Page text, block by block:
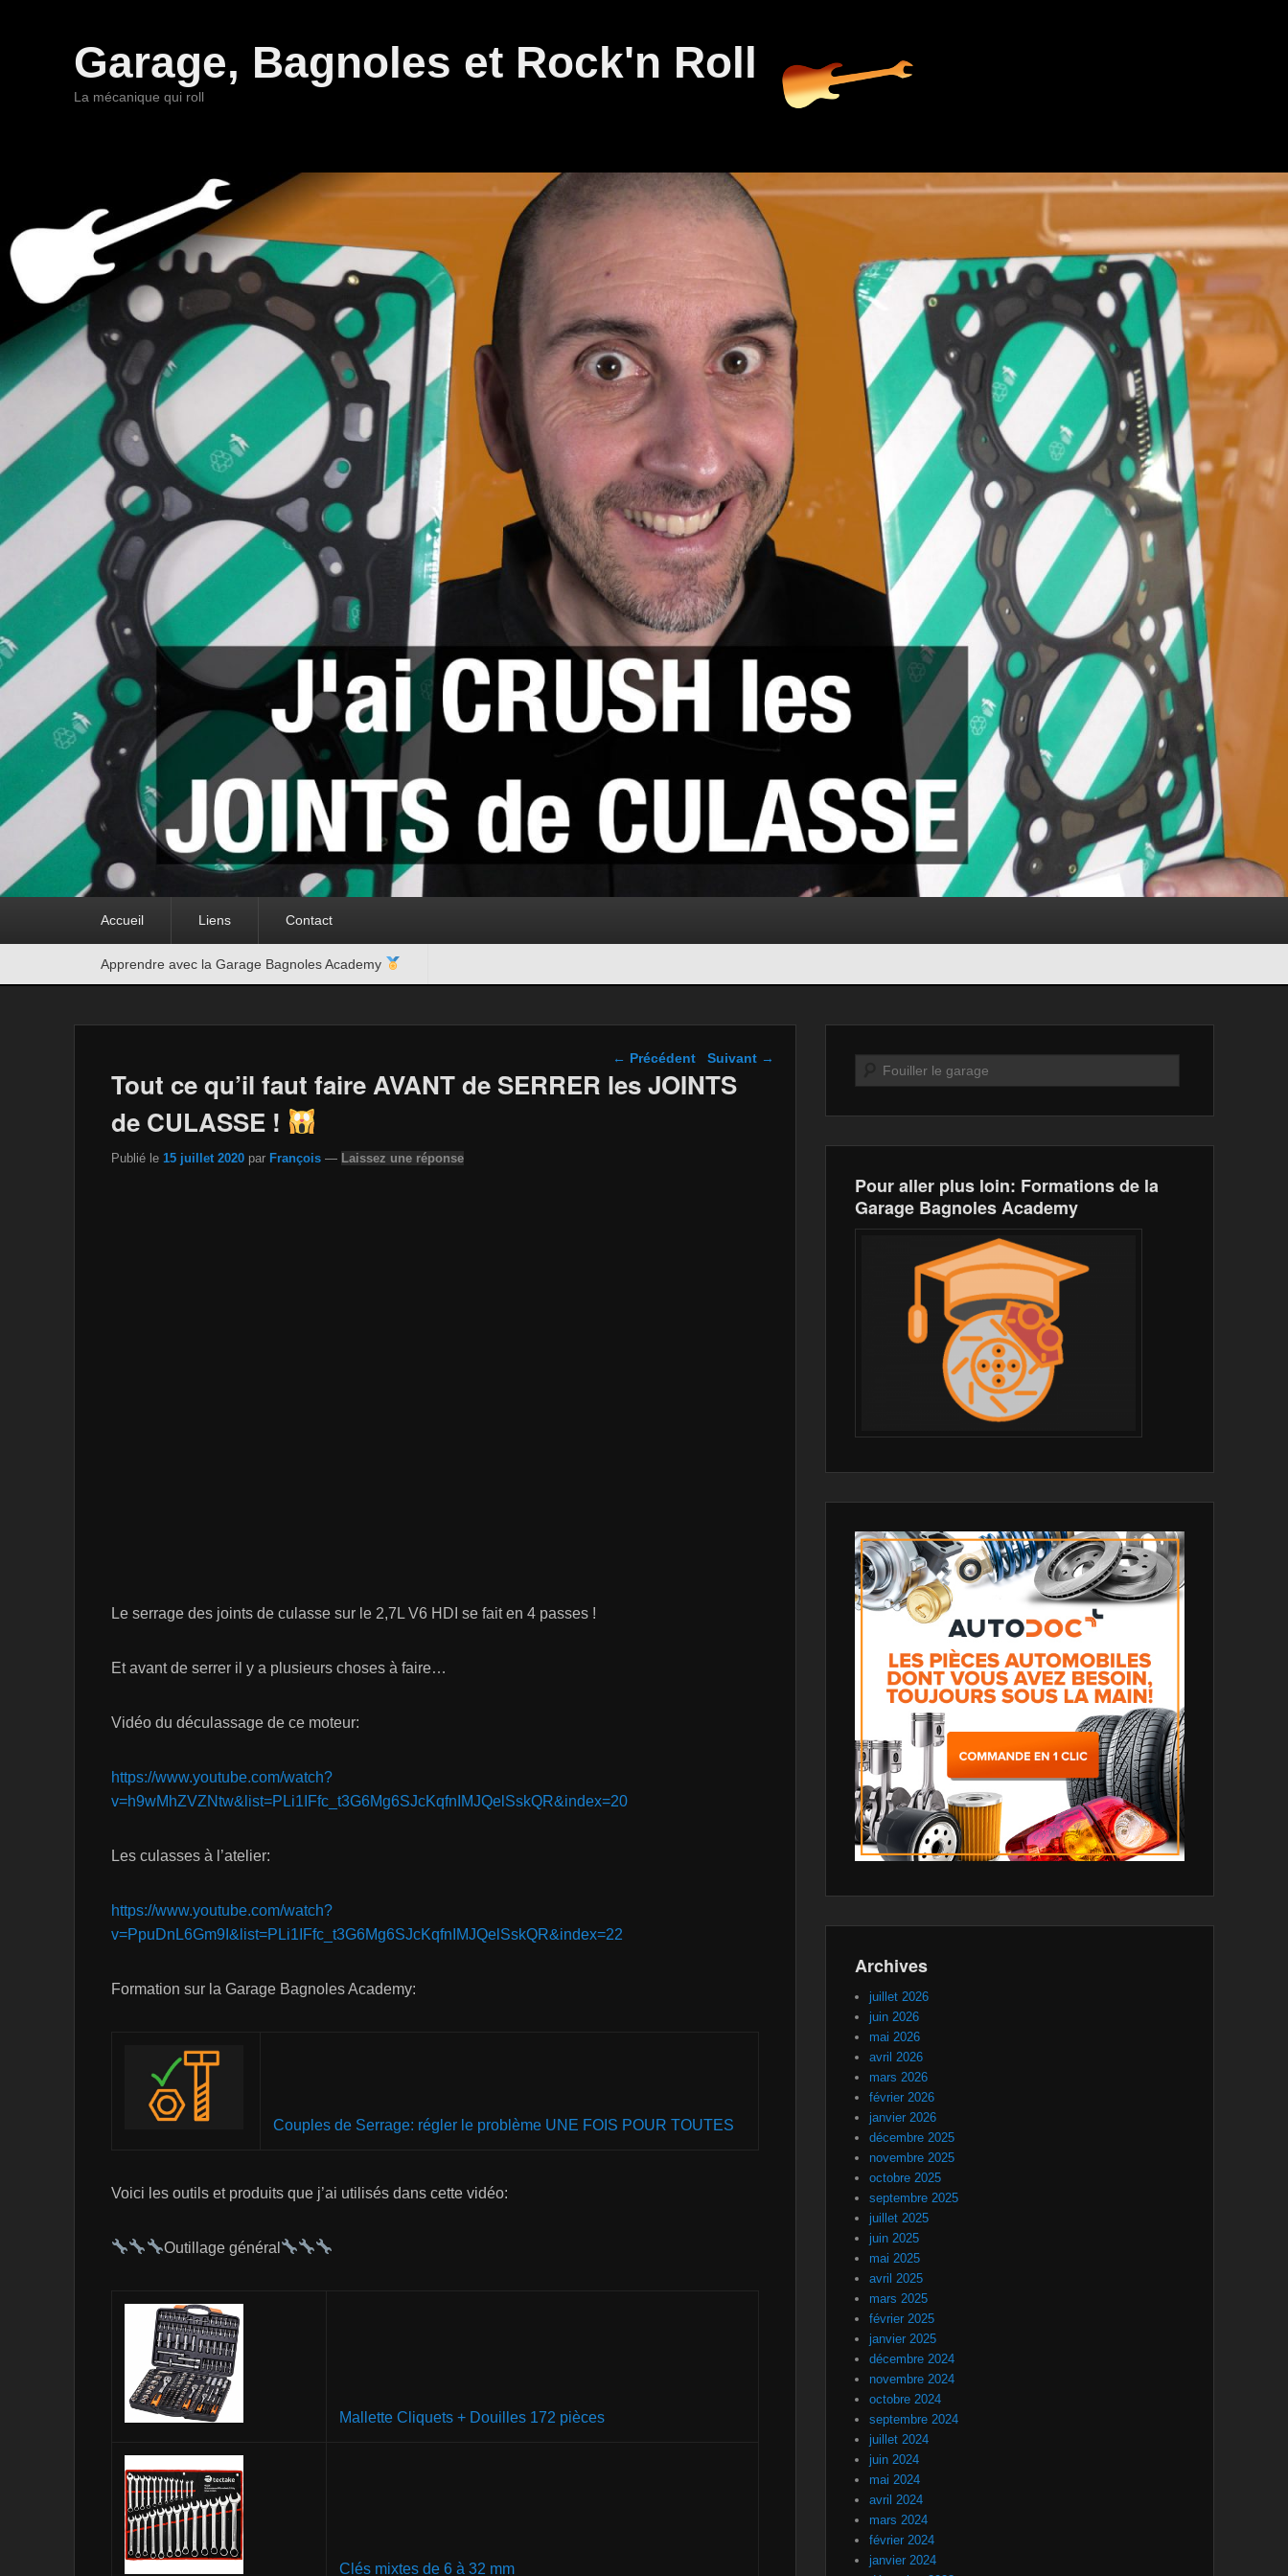
Garage, Bagnoles et Rock'n Roll
La mécanique qui roll
Accueil Liens Contact
Apprendre avec la Garage Bagnoles Academy
Navigation dans les
articles
← Précédent Suivant →
Tout ce qu’il faut faire AVANT de SERRER les JOINTS
de CULASSE !
Publié le 15 juillet 2020 par François — Laissez une réponse
Le serrage des joints de culasse sur le 2,7L V6 HDI se fait en 4 passes !
Et avant de serrer il y a plusieurs choses à faire…
Vidéo du déculassage de ce moteur:
https://www.youtube.com/watch?
v=h9wMhZVZNtw&list=PLi1IFfc_t3G6Mg6SJcKqfnIMJQelSskQR&index=20
Les culasses à l’atelier:
https://www.youtube.com/watch?
v=PpuDnL6Gm9I&list=PLi1IFfc_t3G6Mg6SJcKqfnIMJQelSskQR&index=22
Formation sur la Garage Bagnoles Academy:
Couples de Serrage: régler le problème UNE FOIS POUR TOUTES
Voici les outils et produits que j’ai utilisés dans cette vidéo:
Outillage général
Mallette Cliquets + Douilles 172 pièces
Clés mixtes de 6 à 32 mm
Recherche
Pour aller plus loin: Formations de la
Garage Bagnoles Academy
Archives
juillet 2026
juin 2026
mai 2026
avril 2026
mars 2026
février 2026
janvier 2026
décembre 2025
novembre 2025
octobre 2025
septembre 2025
juillet 2025
juin 2025
mai 2025
avril 2025
mars 2025
février 2025
janvier 2025
décembre 2024
novembre 2024
octobre 2024
septembre 2024
juillet 2024
juin 2024
mai 2024
avril 2024
mars 2024
février 2024
janvier 2024